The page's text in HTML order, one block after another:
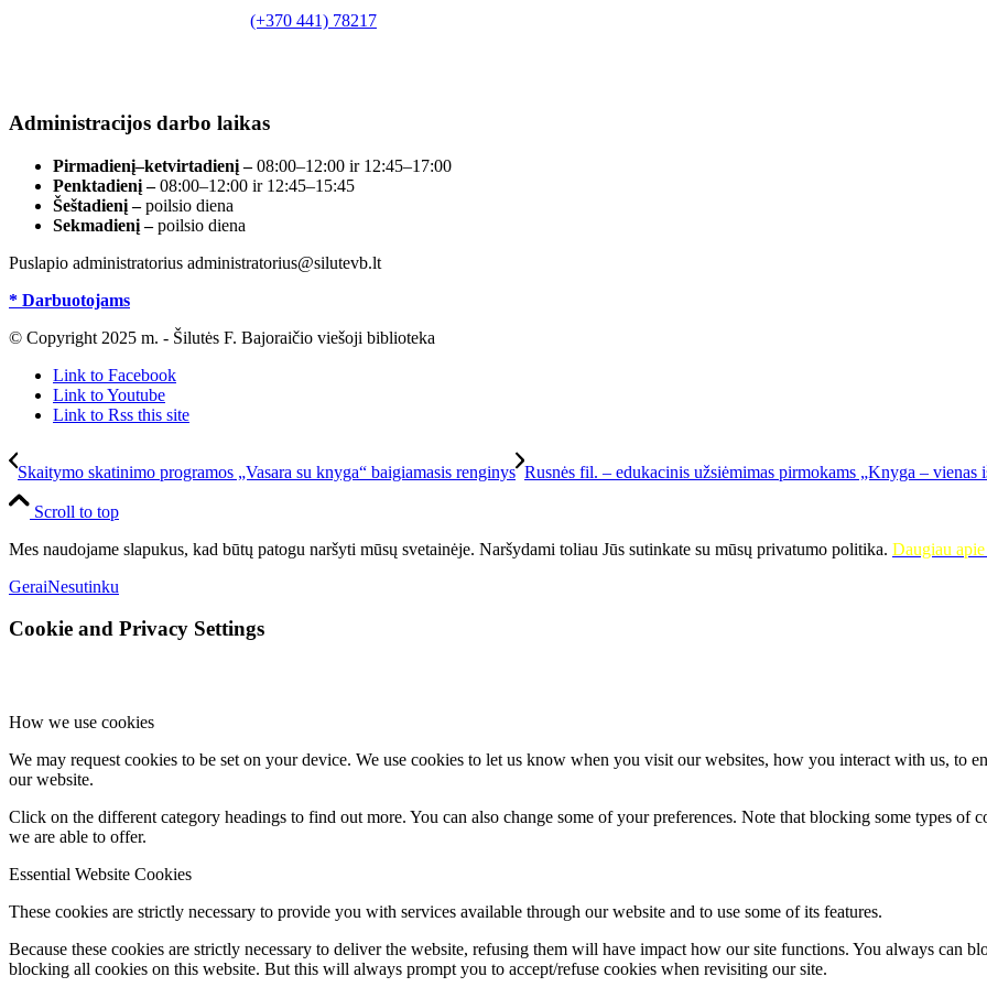
(+370 441) 78217
Administracijos darbo laikas
Pirmadienį–ketvirtadienį –08:00–12:00 ir 12:45–17:00
Penktadienį –08:00–12:00 ir 12:45–15:45
Šeštadienį –poilsio diena
Sekmadienį –poilsio diena
Puslapio administratorius administratorius@silutevb.lt
* Darbuotojams
© Copyright 2025 m. - Šilutės F. Bajoraičio viešoji biblioteka
Link to Facebook
Link to Youtube
Link to Rss this site
Skaitymo skatinimo programos „Vasara su knyga“ baigiamasis renginys Rusnės fil. – edukacinis užsiėmimas pirmokams „Knyga – vienas
Scroll to top
Mes naudojame slapukus, kad būtų patogu naršyti mūsų svetainėje. Naršydami toliau Jūs sutinkate su mūsų privatumo politika. Daugiau
GeraiNesutinku
Cookie and Privacy Settings
How we use cookies
We may request cookies to be set on your device. We use cookies to let us know when you visit our websites, how you interact with us, to
our website.
Click on the different category headings to find out more. You can also change some of your preferences. Note that blocking some types of
we are able to offer.
Essential Website Cookies
These cookies are strictly necessary to provide you with services available through our website and to use some of its features.
Because these cookies are strictly necessary to deliver the website, refusing them will have impact how our site functions. You always can
blocking all cookies on this website. But this will always prompt you to accept/refuse cookies when revisiting our site.